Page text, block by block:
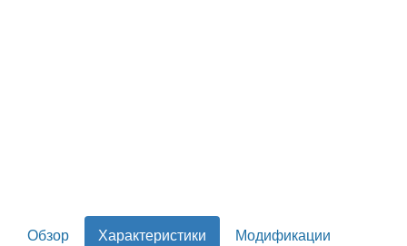
Обзор Характеристики
Модификации